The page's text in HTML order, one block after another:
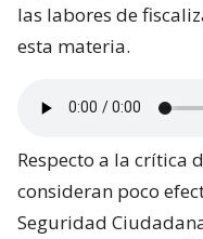
las labores de
esta materia.
Respecto a la crítica
consideran poco
Seguridad